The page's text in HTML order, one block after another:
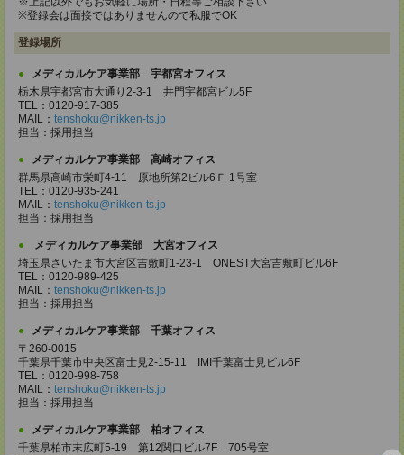
※登録会は面接ではありませんので私服でOK
登録場所
メディカルケア事業部 宇都宮オフィス
栃木県宇都宮市大通り2-3-1 井門宇都宮ビル5F
TEL：0120-917-385
MAIL： tenshoku@nikken-ts.jp
担当：採用担当
メディカルケア事業部 高崎オフィス
群馬県高崎市栄町4-11 原地所第2ビル6Ｆ 1号室
TEL：0120-935-241
MAIL： tenshoku@nikken-ts.jp
担当：採用担当
メディカルケア事業部 大宮オフィス
埼玉県さいたま市大宮区吉敷町1-23-1 ONEST大宮吉敷町ビル6F
TEL：0120-989-425
MAIL： tenshoku@nikken-ts.jp
担当：採用担当
メディカルケア事業部 千葉オフィス
〒260-0015
千葉県千葉市中央区富士見2-15-11 IMI千葉富士見ビル6F
TEL：0120-998-758
MAIL： tenshoku@nikken-ts.jp
担当：採用担当
メディカルケア事業部 柏オフィス
千葉県柏市末広町5-19 第12関口ビル7F 705号室